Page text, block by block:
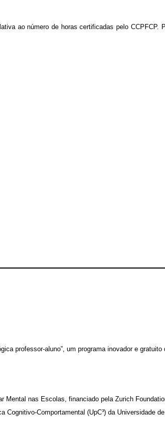
ao número de horas certificadas pelo CCPFCP.
professor-aluno”, um programa inovador e gratuito
Mental nas Escolas, financiado pela Zurich
Comportamental (UpC³) da Universidade